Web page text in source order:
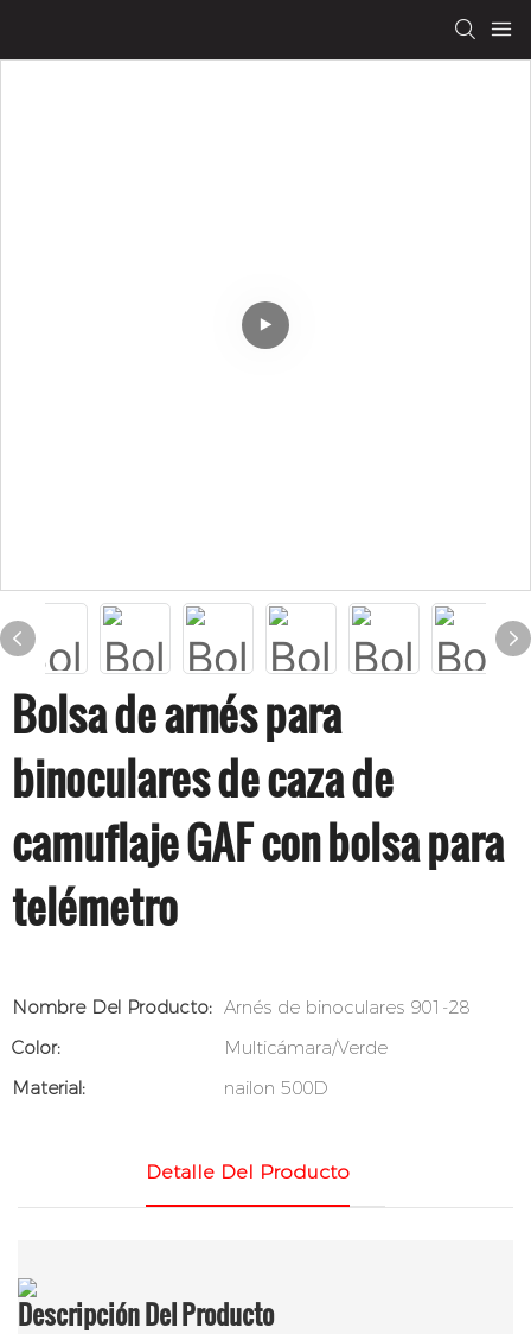
Bolsa de arnés para
binoculares de caza de
camuflaje GAF con bolsa para
telémetro
Nombre Del Producto: Arnés de binoculares 901-28
Color:
Multicámara/Verde
Material:
nailon 500D
Detalle Del Producto
DescripciónDel Producto